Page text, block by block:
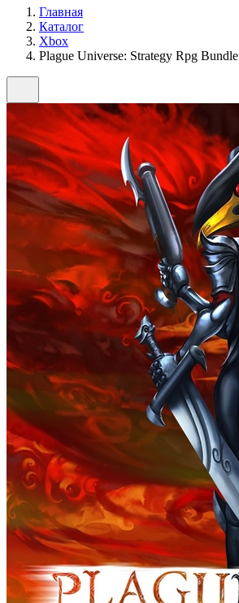
Главная
Каталог
Xbox
Plague Universe: Strategy Rpg Bundle